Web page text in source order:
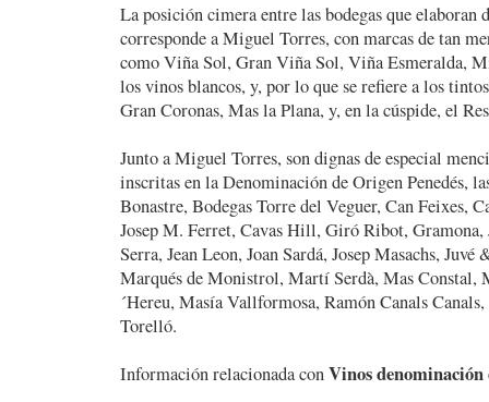
La posición cimera entre las bodegas que elaboran
corresponde a Miguel Torres, con marcas de tan
como Viña Sol, Gran Viña Sol, Viña Esmeralda,
los vinos blancos, y, por lo que se refiere a los
Gran Coronas, Mas la Plana, y, en la cúspide, el
Junto a Miguel Torres, son dignas de especial
inscritas en la Denominación de Origen Penedés,
Bonastre, Bodegas Torre del Veguer, Can Feixes,
Josep M. Ferret, Cavas Hill, Giró Ribot, Gramona,
Serra, Jean Leon, Joan Sardá, Josep Masachs,
Marqués de Monistrol, Martí Serdà, Mas Constal,
´Hereu, Masía Vallformosa, Ramón Canals
Torelló.
Información relacionada conVinos denominación